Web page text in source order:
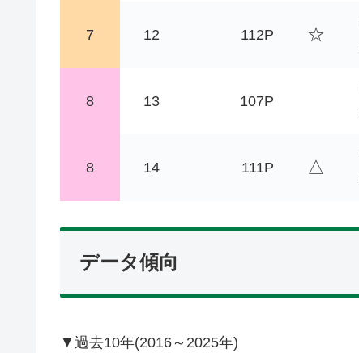
7 12 112P ☆
8 13 107P
8 14 111P △
データ傾向
▼過去10年(2016～2025年)